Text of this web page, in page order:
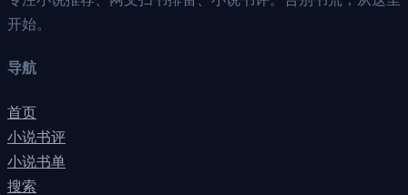
开始。
导航
首页
小说书评
小说书单
搜索